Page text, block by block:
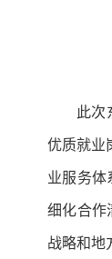
此次
优质就业
业服务体
细化合作
战略和地